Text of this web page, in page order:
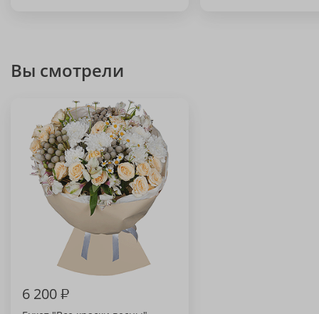
Вы смотрели
6 200₽